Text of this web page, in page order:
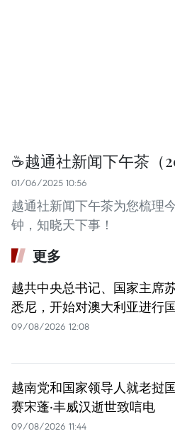
☕️越通社新闻下午茶（
01/06/2025 10:56
越通社新闻下午茶为您梳理
钟，知晓天下事！
更多
越共中央总书记、国家主席
悉尼，开始对澳大利亚进行
09/08/2026 12:08
越南党和国家领导人就老挝
赛宋蓬·丰威汉逝世致唁电
09/08/2026 11:44